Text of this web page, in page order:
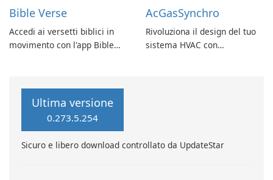
Bible Verse
Accedi ai versetti biblici in
movimento con l'app Bible
AcGasSynchro
Rivoluziona il design del tuo
sistema HVAC con
Ultima versione
0.273.5.254
Sicuro e libero download controllato da UpdateStar